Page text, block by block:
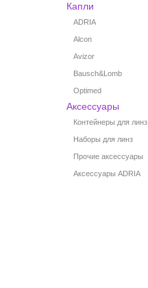
Капли
ADRIA
Alcon
Avizor
Bausch&Lomb
Optimed
Аксессуары
Контейнеры для линз
Наборы для линз
Прочие аксессуары
Аксессуары ADRIA